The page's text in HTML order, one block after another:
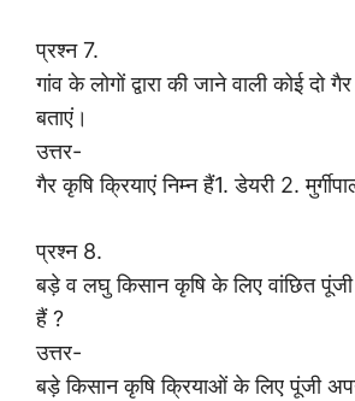
प्रश्न 7.
गांव के लोगों द्वारा की जाने वाली कोई दो
बताएं।
उत्तर-
गैर कृषि क्रियाएं निम्न हैं1. डेयरी 2.
प्रश्न 8.
बड़े व लघु किसान कृषि के लिए वांछित
हैं ?
उत्तर-
बड़े किसान कृषि क्रियाओं के लिए पूंजी